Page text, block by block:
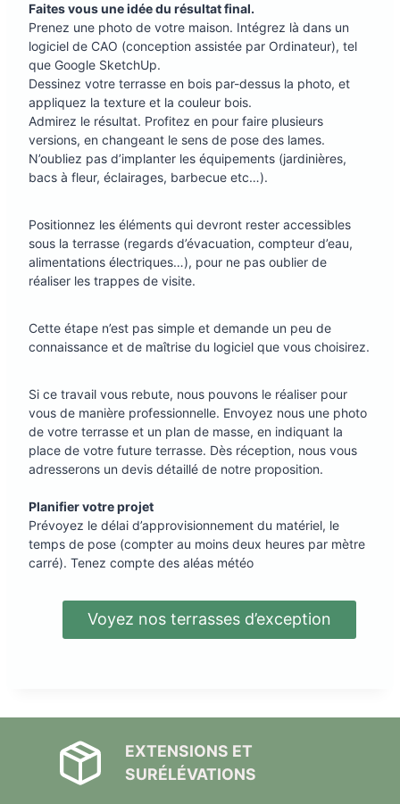
Faites vous une idée du résultat final.
Prenez une photo de votre maison. Intégrez là dans un
logiciel de CAO (conception assistée par Ordinateur), tel
que Google SketchUp.
Dessinez votre terrasse en bois par-dessus la photo, et
appliquez la texture et la couleur bois.
Admirez le résultat. Profitez en pour faire plusieurs
versions, en changeant le sens de pose des lames.
N’oubliez pas d’implanter les équipements (jardinières,
bacs à fleur, éclairages, barbecue etc…).
Positionnez les éléments qui devront rester accessibles
sous la terrasse (regards d’évacuation, compteur d’eau,
alimentations électriques…), pour ne pas oublier de
réaliser les trappes de visite.
Cette étape n’est pas simple et demande un peu de
connaissance et de maîtrise du logiciel que vous choisirez.
Si ce travail vous rebute, nous pouvons le réaliser pour
vous de manière professionnelle. Envoyez nous une photo
de votre terrasse et un plan de masse, en indiquant la
place de votre future terrasse. Dès réception, nous vous
adresserons un devis détaillé de notre proposition.
Planifier votre projet
Prévoyez le délai d’approvisionnement du matériel, le
temps de pose (compter au moins deux heures par mètre
carré). Tenez compte des aléas météo
Voyez nos terrasses d’exception
EXTENSIONS ET
SURÉLÉVATIONS